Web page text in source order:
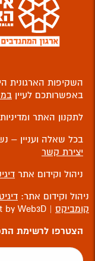
השקיפות הארגונית
באפשרותכם לעיין
לתקנון האתר
בכל שאלה ועניין –
יצירת קשר
ניהול וקידום אתר
ניהול וקידום אתר:
קומביקס | Support by Web3D -
הצטרפו לרשימת